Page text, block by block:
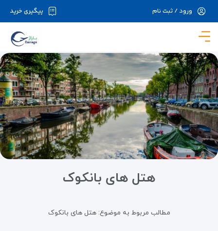
در حال حاضر ارتباط با سرور قطع می باشد لطفا
پیگیری خرید ورود / ثبت نام
هتل های بانکوک
مطالب مربوط به موضوع:هتل های بانکوک